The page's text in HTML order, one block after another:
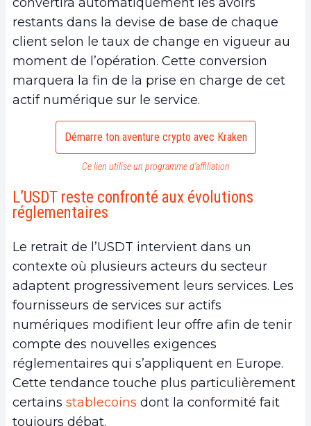
restants dans la devise de base de chaque
client selon le taux de change en vigueur au
moment de l’opération. Cette conversion
marquera la fin de la prise en charge de cet
actif numérique sur le service.
Démarre ton aventure crypto avec Kraken
Ce lien utilise un programme d’affiliation
L’USDT reste confronté aux évolutions
réglementaires
Le retrait de l’USDT intervient dans un
contexte où plusieurs acteurs du secteur
adaptent progressivement leurs services. Les
fournisseurs de services sur actifs
numériques modifient leur offre afin de tenir
compte des nouvelles exigences
réglementaires qui s’appliquent en Europe.
Cette tendance touche plus particulièrement
certains stablecoins dont la conformité fait
toujours débat.